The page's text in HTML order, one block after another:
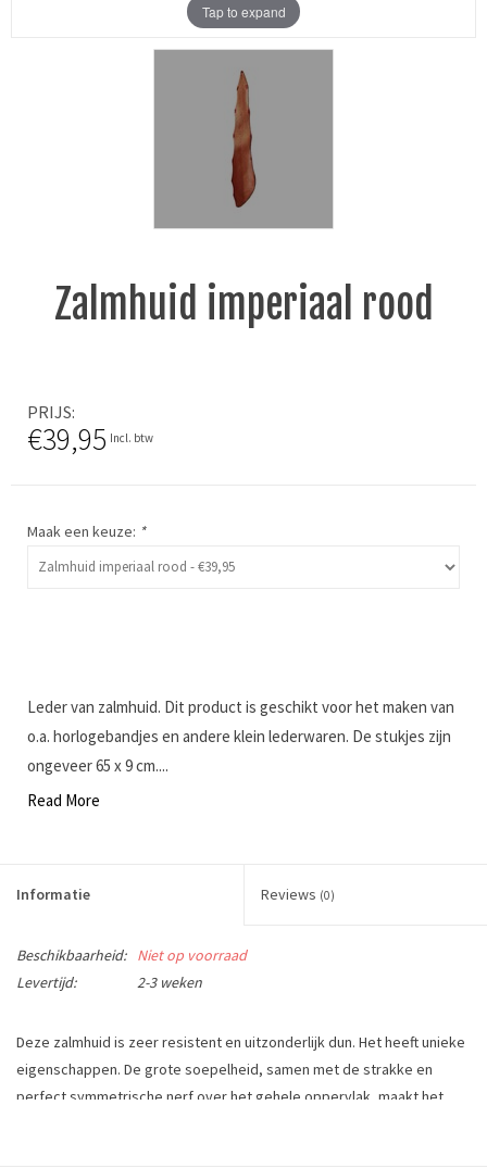
Tap to expand
Zalmhuid imperiaal rood
PRIJS
€39,95 Incl. btw
Maak een keuze: *
Leder van zalmhuid. Dit product is geschikt voor het maken van
o.a. horlogebandjes en andere klein lederwaren. De stukjes zijn
ongeveer 65 x 9 cm....
Read More
Informatie Reviews (0)
Beschikbaarheid:
Niet op voorraad
Levertijd:
2-3 weken
Deze zalmhuid is zeer resistent en uitzonderlijk dun. Het heeft unieke
eigenschappen. De grote soepelheid, samen met de strakke en
perfect symmetrische nerf over het gehele oppervlak, maakt het